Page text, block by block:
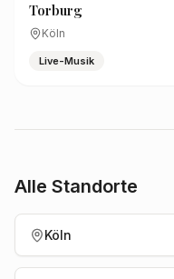
Torburg
Köln
Live-Musik
Alle Standorte
Köln